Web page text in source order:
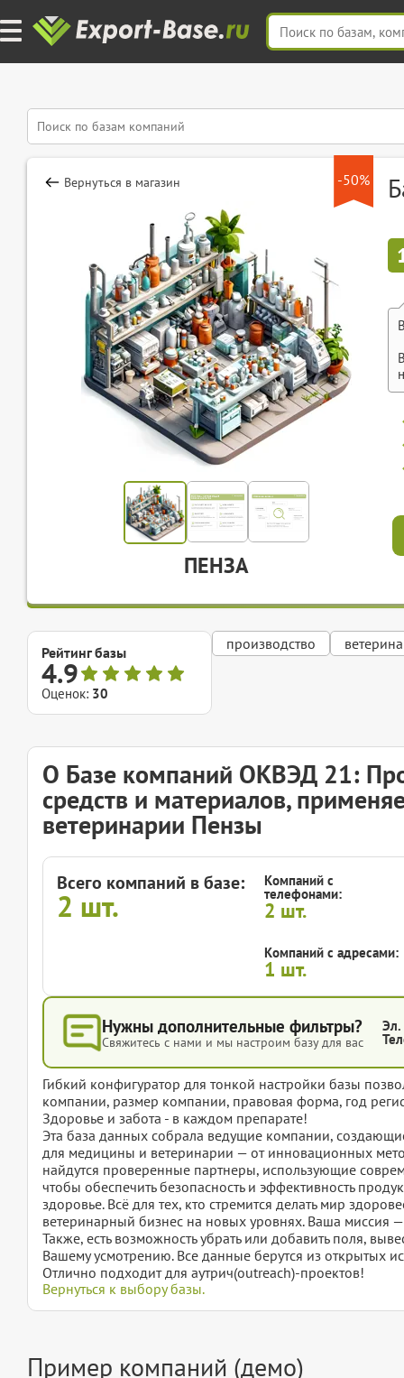
-50%
Вернуться в магазин
ПЕНЗА
Рейтинг базы
4.9
Оценок: 30
производство
О Базе компаний ОКВЭД 21:
средств и материалов,
ветеринарии Пензы
Всего компаний в базе:
2 шт.
Компаний с
телефонами:
2 шт.
Компаний с адресами:
1 шт.
Нужны дополнительные фильтры?
Свяжитесь с нами и мы настроим базу для вас
Эл.
Гибкий конфигуратор для тонкой настройки базы
компании, размер компании, правовая форма, год
Здоровье и забота - в каждом препарате!
Эта база данных собрала ведущие компании,
для медицины и ветеринарии — от инновационных
найдутся проверенные партнеры, использующие
чтобы обеспечить безопасность и эффективность
здоровье. Всё для тех, кто стремится делать мир
ветеринарный бизнес на новых уровнях. Ваша миссия
Также, есть возможность убрать или добавить поля,
Вашему усмотрению. Все данные берутся из открытых
Отлично подходит для аутрич(outreach)-проектов!
Вернуться к выбору базы.
Пример компаний (демо)